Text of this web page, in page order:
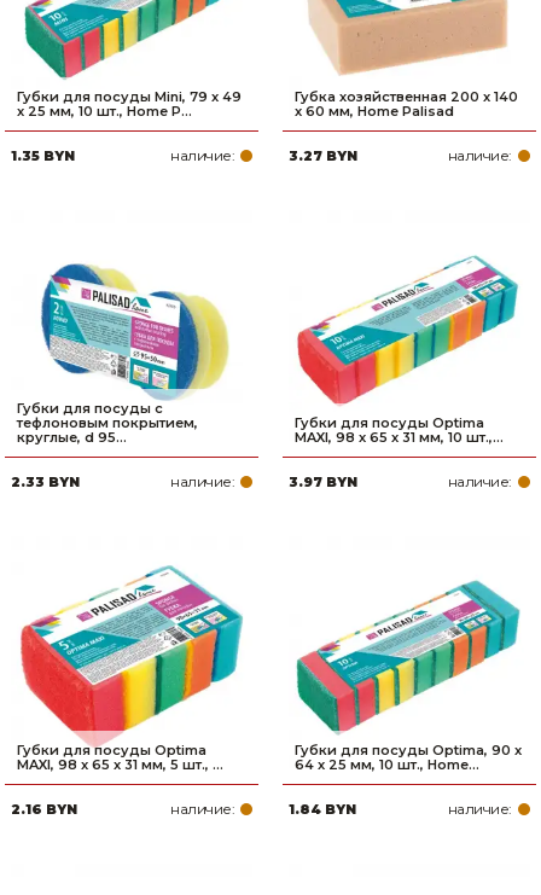
Губки для посуды Mini, 79 x 49
x 25 мм, 10 шт., Home P...
1.35 BYN наличие:
Губка хозяйственная 200 x 140
x 60 мм, Home Palisad
3.27 BYN наличие:
Губки для посуды c
тефлоновым покрытием,
круглые, d 95...
2.33 BYN наличие:
Губки для посуды Optima
MAXI, 98 x 65 x 31 мм, 10 шт.,...
3.97 BYN наличие:
Губки для посуды Optima
MAXI, 98 x 65 x 31 мм, 5 шт., ...
2.16 BYN наличие:
Губки для посуды Optima, 90 x
64 x 25 мм, 10 шт., Home...
1.84 BYN наличие: